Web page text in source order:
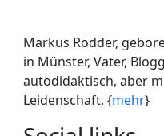
Markus Rödder,
in Münster, Vater,
autodidaktisch, aber
Leidenschaft. {mehr}